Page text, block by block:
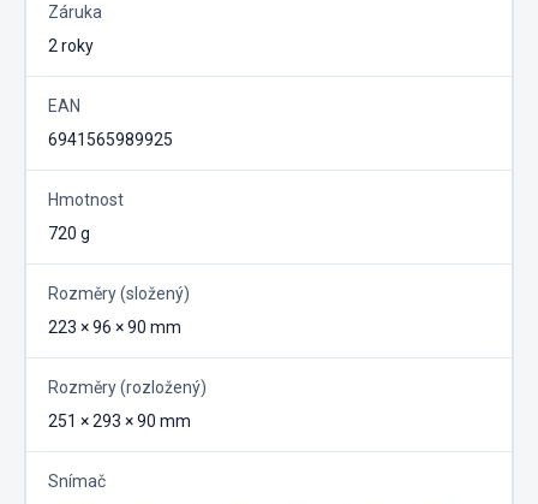
Záruka
2 roky
EAN
6941565989925
Hmotnost
720 g
Rozměry (složený)
223 × 96 × 90 mm
Rozměry (rozložený)
251 × 293 × 90 mm
Snímač